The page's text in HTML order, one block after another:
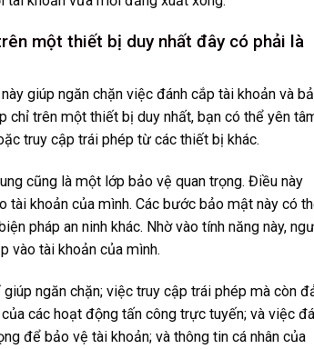
một thiết bị duy nhất đây có phải là
giúp ngăn chặn việc đánh cắp tài khoản và
chỉ trên một thiết bị duy nhất, bạn có thể yên
truy cập trái phép từ các thiết bị khác.
cũng là một lớp bảo vệ quan trọng. Điều này
khoản của mình. Các bước bảo mật này có
pháp an ninh khác. Nhờ vào tính năng này,
vào tài khoản của mình.
ngăn chặn; việc truy cập trái phép mà còn
các hoạt động tấn công trực tuyến; và việc
để bảo vệ tài khoản; và thông tin cá nhân của